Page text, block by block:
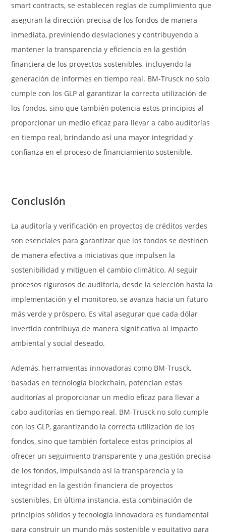
smart contracts, se establecen reglas de cumplimiento que
aseguran la dirección precisa de los fondos de manera
inmediata, previniendo desviaciones y contribuyendo a
mantener la transparencia y eficiencia en la gestión
financiera de los proyectos sostenibles, incluyendo la
generación de informes en tiempo real. BM-Trusck no solo
cumple con los GLP al garantizar la correcta utilización de
los fondos, sino que también potencia estos principios al
proporcionar un medio eficaz para llevar a cabo auditorías
en tiempo real, brindando así una mayor integridad y
confianza en el proceso de financiamiento sostenible.
Conclusión
La auditoría y verificación en proyectos de créditos verdes
son esenciales para garantizar que los fondos se destinen
de manera efectiva a iniciativas que impulsen la
sostenibilidad y mitiguen el cambio climático. Al seguir
procesos rigurosos de auditoría, desde la selección hasta la
implementación y el monitoreo, se avanza hacia un futuro
más verde y próspero. Es vital asegurar que cada dólar
invertido contribuya de manera significativa al impacto
ambiental y social deseado.
Además, herramientas innovadoras como BM-Trusck,
basadas en tecnología blockchain, potencian estas
auditorías al proporcionar un medio eficaz para llevar a
cabo auditorías en tiempo real. BM-Trusck no solo cumple
con los GLP, garantizando la correcta utilización de los
fondos, sino que también fortalece estos principios al
ofrecer un seguimiento transparente y una gestión precisa
de los fondos, impulsando así la transparencia y la
integridad en la gestión financiera de proyectos
sostenibles. En última instancia, esta combinación de
principios sólidos y tecnología innovadora es fundamental
para construir un mundo más sostenible y equitativo para